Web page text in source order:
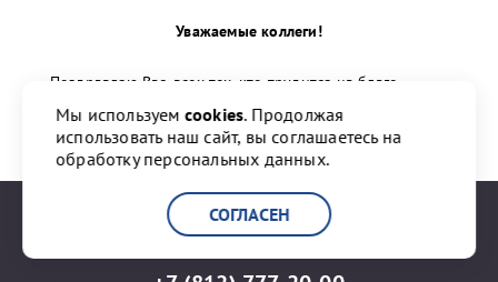
Уважаемые коллеги!
Поздравляю Вас, всех тех, кто трудится на благо
праздником!
...
Мы используем cookies. Продолжая
использовать наш сайт, вы соглашаетесь на
обработку персональных данных.
СОГЛАСЕН